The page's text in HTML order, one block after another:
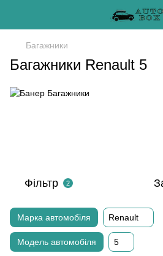
Багажники
Багажники Renault 5
Фільтр 2
Марка автомобіля Renault
Модель автомобіля 5